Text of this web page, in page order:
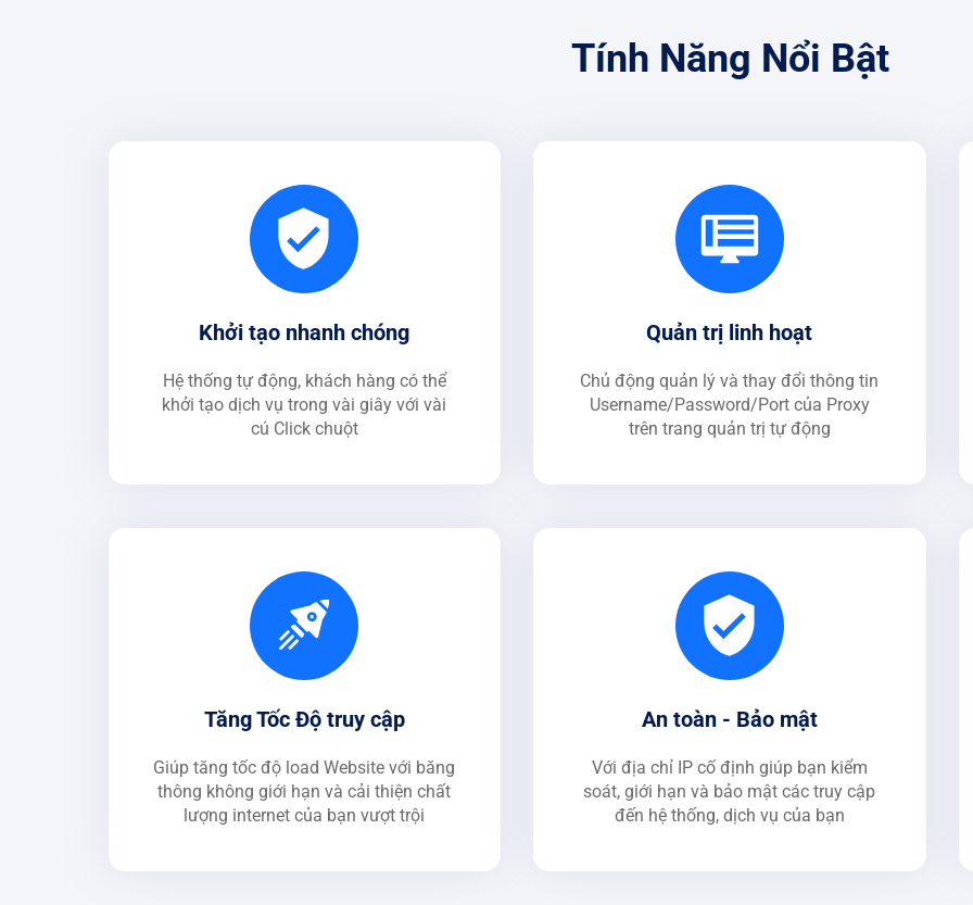
Tính Năng Nổi Bật
Khởi tạo nhanh chóng
Hệ thống tự động, khách hàng có thể
khởi tạo dịch vụ trong vài giây với vài
cú Click chuột
Quản trị linh hoạt
Chủ động quản lý và thay đổi thông tin
Username/Password/Port của Proxy
trên trang quản trị tự động
Tăng Tốc Độ truy cập
Giúp tăng tốc độ load Website với băng
thông không giới hạn và cải thiện chất
lượng internet của bạn vượt trội
An toàn - Bảo mật
Với địa chỉ IP cố định giúp bạn kiểm
soát, giới hạn và bảo mật các truy cập
đến hệ thống, dịch vụ của bạn